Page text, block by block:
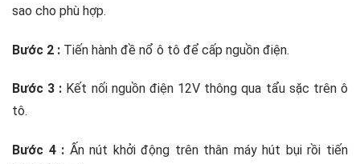
sao cho phù hợp.
Bước 2 : Tiến hành đề nổ ô tô để cấp nguồn điện.
Bước 3 : Kết nối nguồn điện 12V thông qua tẩu sặc trên ô
tô.
Bước 4 : Ấn nút khởi động trên thân máy hút bụi rồi tiến